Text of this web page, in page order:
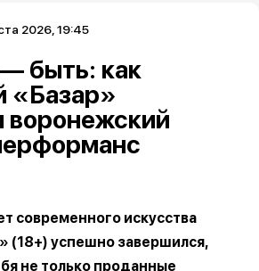
2026, 19:45
быть: как
«Базар»
воронежский
современного искусства
(18+) успешно завершился,
не только проданные